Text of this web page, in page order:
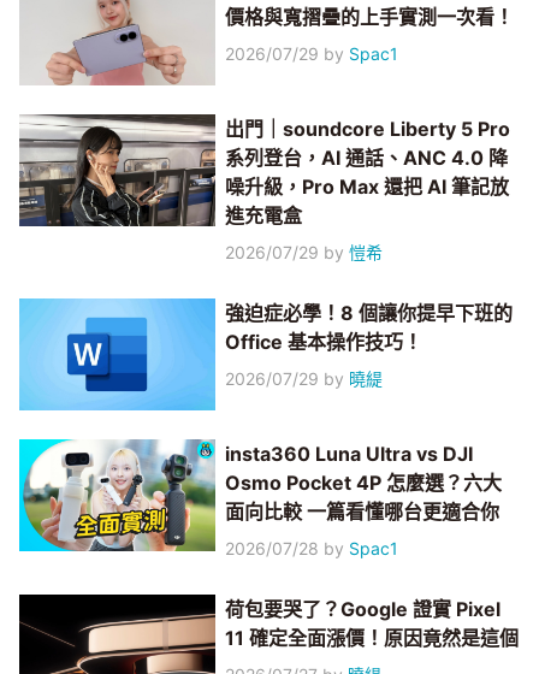
價格與寬摺疊的上手實測一次看！
2026/07/29 by Spac1
出門｜soundcore Liberty 5 Pro
系列登台，AI 通話、ANC 4.0 降
噪升級，Pro Max 還把 AI 筆記放
進充電盒
2026/07/29 by愷希
強迫症必學！8 個讓你提早下班的
Office 基本操作技巧！
2026/07/29 by 曉緹
insta360 Luna Ultra vs DJI
Osmo Pocket 4P 怎麼選？六大
面向比較 一篇看懂哪台更適合你
2026/07/28 by Spac1
荷包要哭了？Google 證實 Pixel
11 確定全面漲價！原因竟然是這個